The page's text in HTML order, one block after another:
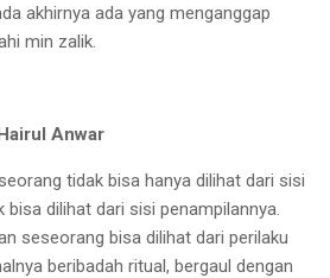
akhirnya ada yang menganggap
min zalik.
Anwar
tidak bisa hanya dilihat dari sisi
dilihat dari sisi penampilannya.
seseorang bisa dilihat dari perilaku
beribadah ritual, bergaul dengan